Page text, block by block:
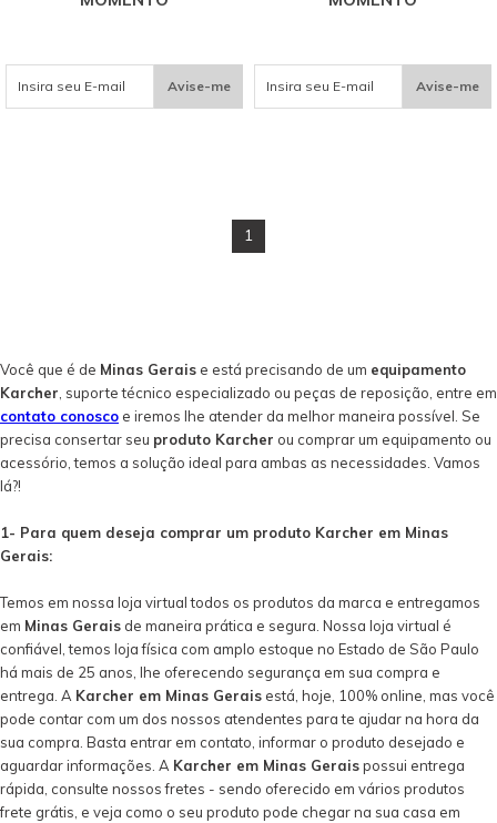
Avise-me Avise-me
1
Você que é de Minas Gerais e está precisando de um equipamento
Karcher , suporte técnico especializado ou peças de reposição, entre em
contato conosco e iremos lhe atender da melhor maneira possível. Se
precisa consertar seu produto Karcher ou comprar um equipamento ou
acessório, temos a solução ideal para ambas as necessidades. Vamos
lá?!
1- Para quem deseja comprar um produto Karcher em Minas
Gerais:
Temos em nossa loja virtual todos os produtos da marca e entregamos
em Minas Gerais de maneira prática e segura. Nossa loja virtual é
confiável, temos loja física com amplo estoque no Estado de São Paulo
há mais de 25 anos, lhe oferecendo segurança em sua compra e
entrega. A Karcher em Minas Gerais está, hoje, 100% online, mas você
pode contar com um dos nossos atendentes para te ajudar na hora da
sua compra. Basta entrar em contato, informar o produto desejado e
aguardar informações. A Karcher em Minas Geraispossui entrega
rápida, consulte nossos fretes - sendo oferecido em vários produtos
frete grátis, e veja como o seu produto pode chegar na sua casa em